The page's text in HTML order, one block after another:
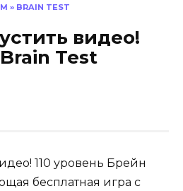
» BRAIN TEST
видео!
Test
110 уровень Брейн
бесплатная игра с